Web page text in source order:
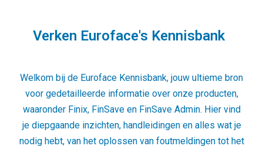
Verken Euroface's Kennisbank
Welkom bij de Euroface Kennisbank, jouw ultieme bron
voor gedetailleerde informatie over onze producten,
waaronder Finix, FinSave en FinSave Admin. Hier vind
je diepgaande inzichten, handleidingen en alles wat je
nodig hebt, van het oplossen van foutmeldingen tot het